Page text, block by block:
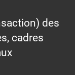
des
cadres